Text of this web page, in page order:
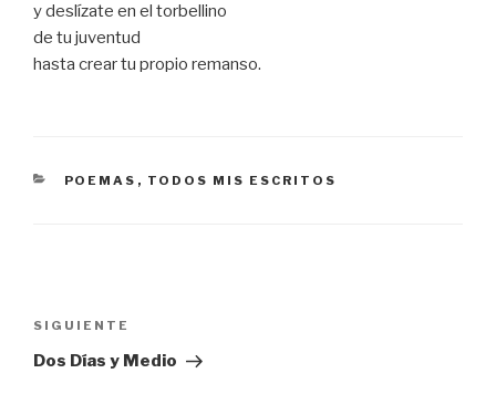
y deslízate en el torbellino
de tu juventud
hasta crear tu propio remanso.
CATEGORÍAS
POEMAS , TODOS MIS ESCRITOS
de
entradas
Siguiente
entrada
SIGUIENTE
Dos Días y Medio